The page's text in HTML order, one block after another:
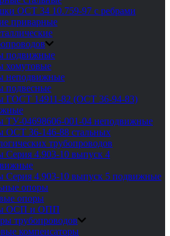
ОСТ 34 10.759-97 с ребрами
приварные
подвижные
хомутовые
неподвижные
подвесные
ГОСТ 14911-82 (ОСТ 36-94-83)
ТУ-04698606-001-04 неподвижные
ОСТ 36-146-88 стальных
трубопроводов
Серия 4.903-10 выпуск 4
Серия 4.903-10 выпуск 5 подвижные
опоры
опоры
ОСП и ОПП
трубопроводов
компенсаторы